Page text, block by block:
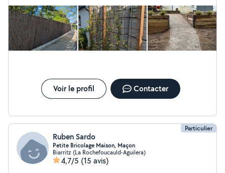
Voir le profil Contacter
Particulier
Ruben Sardo
Petite Bricolage Maison, Maçon
Biarritz (La Rochefoucauld-Aguilera)
4,7/5 (15 avis)